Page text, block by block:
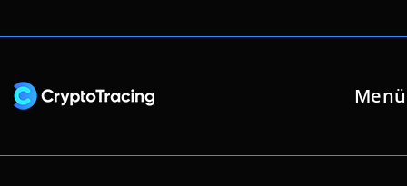
Inhalt
Menü